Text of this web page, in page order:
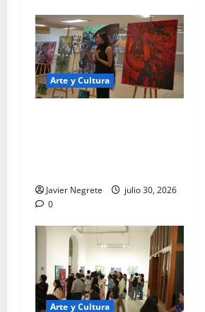
Arte y Cultura
Javier Negrete
julio 30, 2026
0
Arte y Cultura